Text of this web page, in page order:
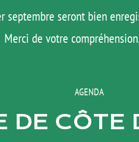
seront bien
Merci de votre
ROAD TRIP ACTUS
AGENDA
DE CÔTE